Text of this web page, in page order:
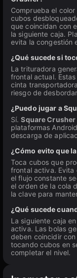
Comprueba el
cubos
que coincidan con
la siguiente caja.
evita la congestión
¿Qué sucede si
La trituradora
frontal actual.
cinta
riesgo de
¿Puedo jugar a
Sí.Square Crusher
plataformas
descarga de
¿Cómo evito que
Toca cubos que
frontal activa. Evita
el flujo constante
el orden de la cola
la clave para
¿Qué sucede
La siguiente caja
activa. Las bolas
deben coincidir
tocando cubos en
completar el nivel.